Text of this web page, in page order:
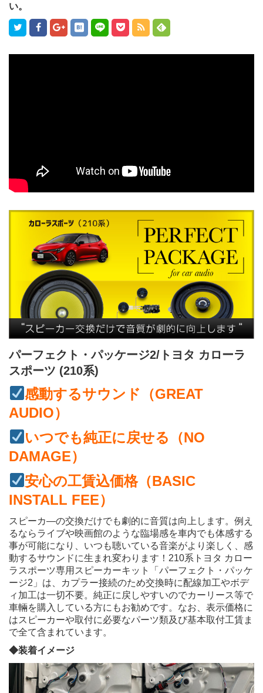
い。
パーフェクト・パッケージ2/トヨタ カローラ
スポーツ (210系)
感動するサウンド（GREAT
AUDIO）
いつでも純正に戻せる（NO
DAMAGE）
安心の工賃込価格（BASIC
INSTALL FEE）
スピーカ―の交換だけでも劇的に音質は向上します。例え
るならライブや映画館のような臨場感を車内でも体感する
事が可能になり、いつも聴いている音楽がより楽しく、感
動するサウンドに生まれ変わります！210系トヨタ カロー
ラスポーツ専用スピーカーキット「パーフェクト・パッケ
ージ2」は、カプラー接続のため交換時に配線加工やボデ
ィ加工は一切不要。純正に戻しやすいのでカーリース等で
車輛を購入している方にもお勧めです。なお、表示価格に
はスピーカーや取付に必要なパーツ類及び基本取付工賃ま
で全て含まれています。
◆装着イメージ